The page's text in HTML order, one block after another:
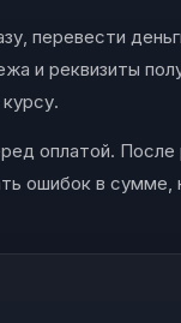
перевести
и реквизиты
оплатой. После
ошибок в сумме,